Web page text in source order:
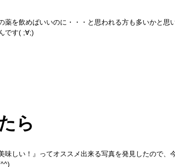
薬を飲めばいいのに・・・と思われる方も多いかと思
です( ;∀;)
ら
味しい！』ってオススメ出来る写真を発見したので、